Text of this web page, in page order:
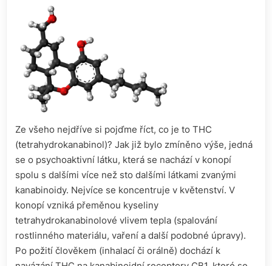
Ze všeho nejdříve si pojďme říct, co je to THC
(tetrahydrokanabinol)? Jak již bylo zmíněno výše, jedná
se o psychoaktivní látku, která se nachází v konopí
spolu s dalšími více než sto dalšími látkami zvanými
kanabinoidy. Nejvíce se koncentruje v květenství. V
konopí vzniká přeměnou kyseliny
tetrahydrokanabinolové vlivem tepla (spalování
rostlinného materiálu, vaření a další podobné úpravy).
Po požití člověkem (inhalací či orálně) dochází k